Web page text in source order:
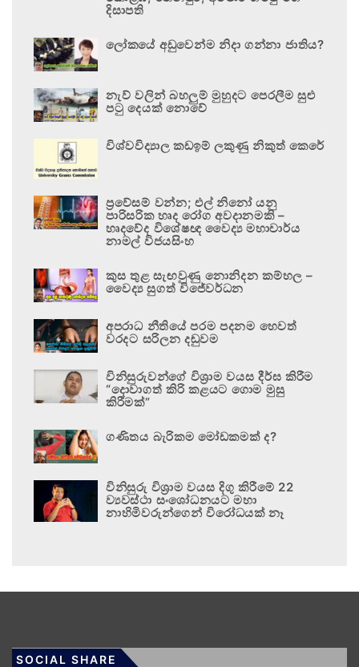
දිසාපති
ලෝකයේ අඩුවෙන්ම නිදා ගන්නා ජාතිය?
නැව් වලින් බහලුම් මුහුදට පෙරලීම සුළු
පටු දෙයක් නොවේ
විශ්වවිද්‍යාල කඩඉම් ලකුණු නිකුත් කෙරේ
ප්‍රවේසම් වන්න; එල් නිනෝ යනු
පාරිසරික හෘද රෝග අවදානමකි –
හෘදවේද විශේෂඥ වෛද්‍ය මහාචාර්ය
නාමල් විජයසිංහ
කුස තුළ සැඟවුණු නොනිදන කම්හල –
වෛද්‍ය සුගත් විජේවර්ධන
අපරාධ නීතියේ පරම පදනම හෙවත්
වරදට සරිලන දඬුවම
විනිසුරුවන්ගේ විශ්‍රාම වයස දීර්ඝ කිරීම
“දොවාගත් කිරි කළයට ගොම මුසු
කිරීමක්”
ගණිතය බැරිකම මෝඩකමක් ද?
විනිසුරු විශ්‍රාම වයස දිගු කිරීමේ 22
ව්‍යවස්ථා සංශෝධනයට මහා
නාහිමිවරුන්ගෙන් විරෝධයක් නෑ
SOCIAL SHARE